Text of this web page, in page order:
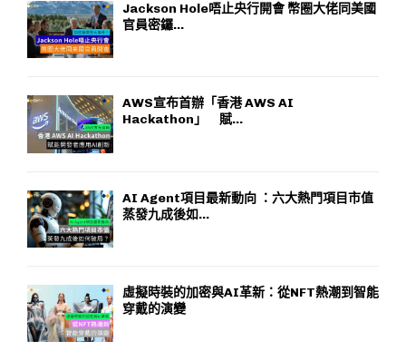
Jackson Hole唔止央行開會 幣圈大佬同美國
官員密鑼...
AWS宣布首辦「香港 AWS AI
Hackathon」 賦...
AI Agent項目最新動向 ：六大熱門項目市值
蒸發九成後如...
虛擬時裝的加密與AI革新：從NFT熱潮到智能
穿戴的演變